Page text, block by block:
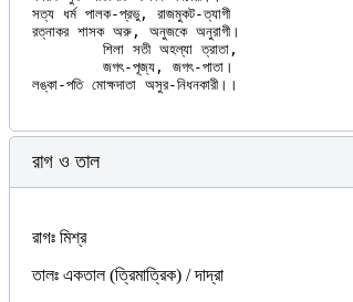
সত্য ধর্ম পালক-প্রভু, রাজমুকট-ত্যাগী
রত্নাকর শাসক অরু, অনুজকে অনুরাগী।
রাগ ও তাল
রাগঃ মিশ্র
তালঃ একতাল (ত্রিমাত্রিক) / দাদ্‌রা